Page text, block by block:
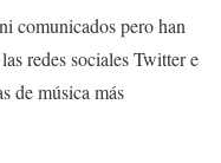
comunicados pero han
redes sociales Twitter e
de música más